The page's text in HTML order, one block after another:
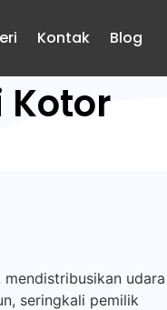
Kontak Blog
Kotor
udara
seringkali pemilik